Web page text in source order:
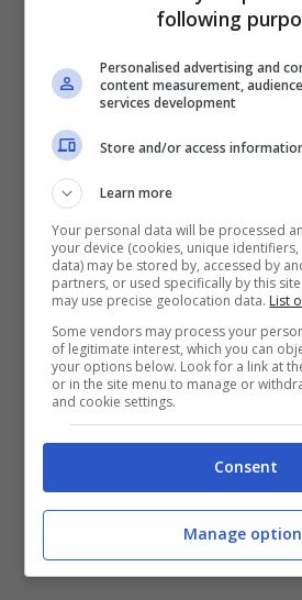
2028. Le
sportive del
state
cedute al
a titolo
30 giugno 2027.
WisdomAmey, invece, lo
militato in Serie C, nella
stagione da protagonista,
fiducia del neopromosso
difensore 2005 è alla
grande calcio, e i Leoni
l’occasione che cerca.
La
prestito:
following
Personalised advertising and
content measurement,
services development
Store and/or access
Learn more
Your personal data will be processed
your device (cookies, unique
data) may be stored by, accessed by
partners, or used specifically by this
may use precise geolocation data. List
Some vendors may process your
of legitimate interest, which you can
your options below. Look for a link at
or in the site menu to manage or
and cookie settings.
Consent
Manage